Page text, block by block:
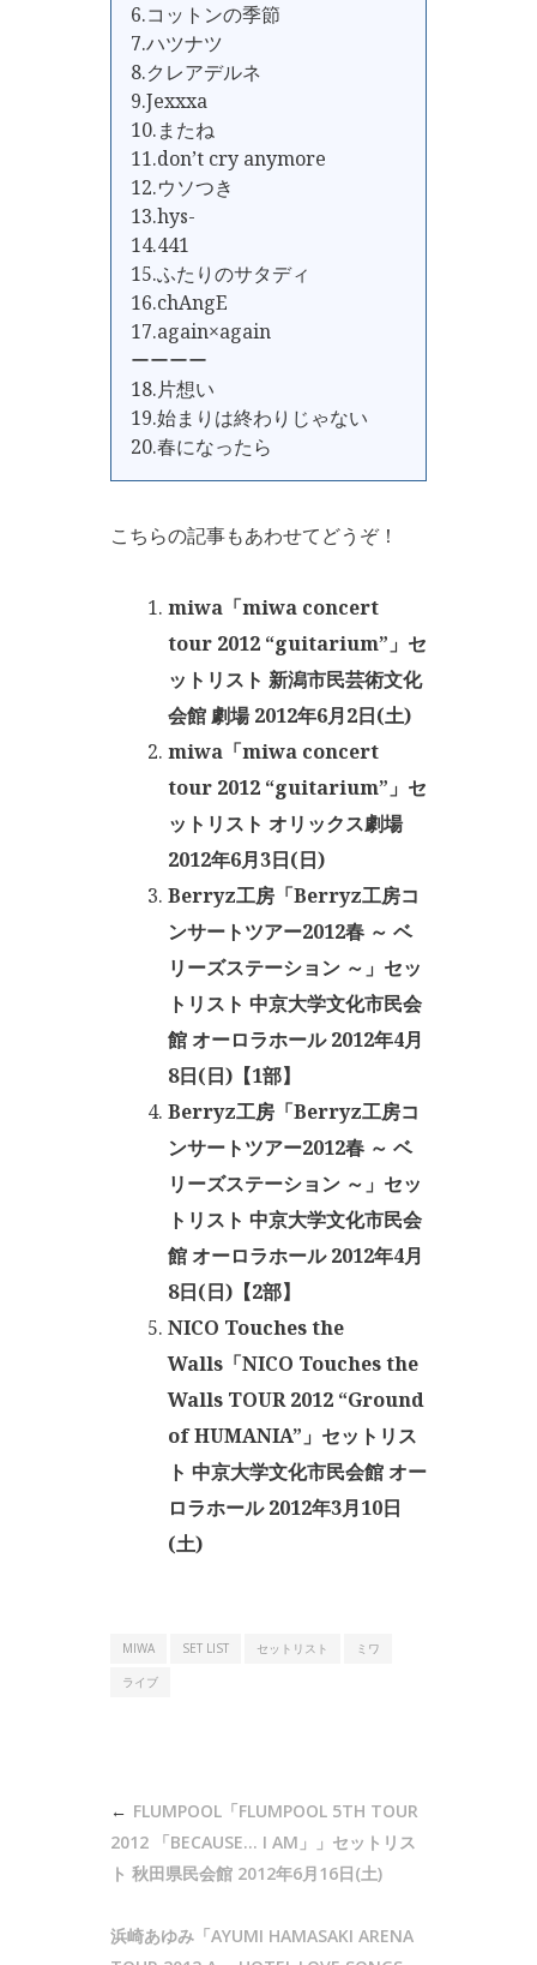
6.コットンの季節
7.ハツナツ
8.クレアデルネ
9.Jexxxa
10.またね
11.don’t cry anymore
12.ウソつき
13.hys-
14.441
15.ふたりのサタディ
16.chAngE
17.again×again
ーーーー
18.片想い
19.始まりは終わりじゃない
20.春になったら
こちらの記事もあわせてどうぞ！
miwa「miwa concert
tour 2012 “guitarium”」セ
ットリスト 新潟市民芸術文化
会館 劇場 2012年6月2日(土)
miwa「miwa concert
tour 2012 “guitarium”」セ
ットリスト オリックス劇場
2012年6月3日(日)
Berryz工房「Berryz工房コ
ンサートツアー2012春 ～ ベ
リーズステーション ～」セッ
トリスト 中京大学文化市民会
館 オーロラホール 2012年4月
8日(日)【1部】
Berryz工房「Berryz工房コ
ンサートツアー2012春 ～ ベ
リーズステーション ～」セッ
トリスト 中京大学文化市民会
館 オーロラホール 2012年4月
8日(日)【2部】
NICO Touches the
Walls「NICO Touches the
Walls TOUR 2012 “Ground
of HUMANIA”」セットリス
ト 中京大学文化市民会館 オー
ロラホール 2012年3月10日
(土)
MIWA SET LIST セットリスト
ミワ
ライブ
FLUMPOOL「FLUMPOOL 5TH TOUR
2012 「BECAUSE… I AM」」セットリス
ト 秋田県民会館 2012年6月16日(土)
浜崎あゆみ「AYUMI HAMASAKI ARENA